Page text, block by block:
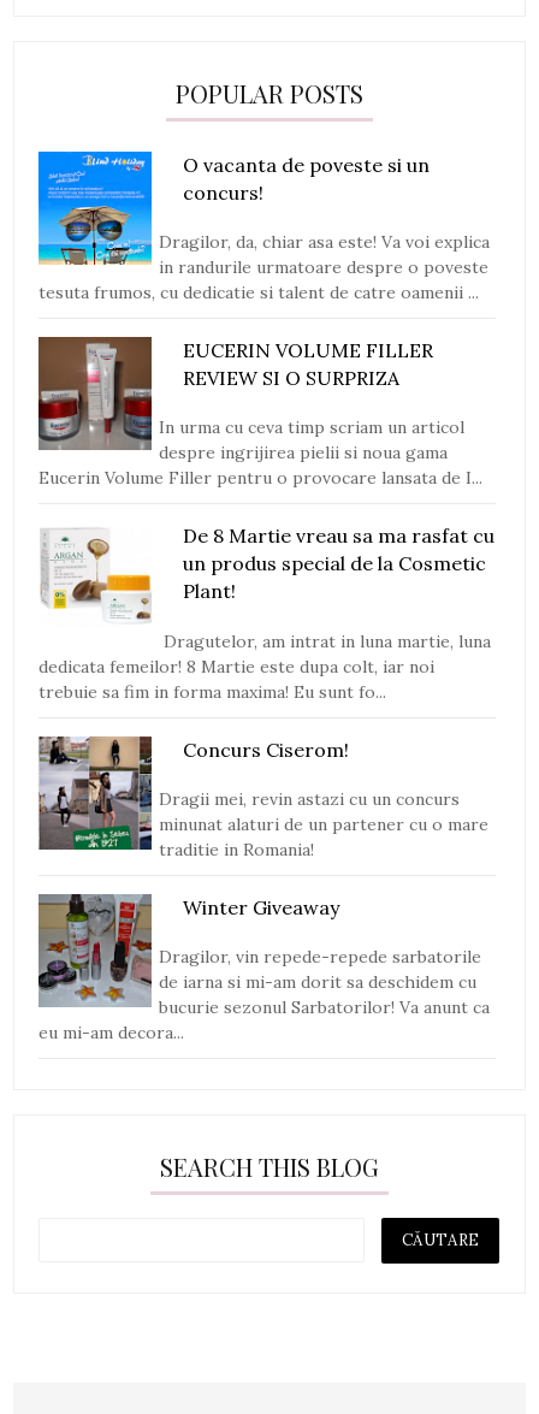
POPULAR POSTS
O vacanta de poveste si un
concurs!
Dragilor, da, chiar asa este! Va voi explica
in randurile urmatoare despre o poveste
tesuta frumos, cu dedicatie si talent de catre oamenii ...
EUCERIN VOLUME FILLER
REVIEW SI O SURPRIZA
In urma cu ceva timp scriam un articol
despre ingrijirea pielii si noua gama
Eucerin Volume Filler pentru o provocare lansata de I...
De 8 Martie vreau sa ma rasfat cu
un produs special de la Cosmetic
Plant!
Dragutelor, am intrat in luna martie, luna
dedicata femeilor! 8 Martie este dupa colt, iar noi
trebuie sa fim in forma maxima! Eu sunt fo...
Concurs Ciserom!
Dragii mei, revin astazi cu un concurs
minunat alaturi de un partener cu o mare
traditie in Romania!
Winter Giveaway
Dragilor, vin repede-repede sarbatorile
de iarna si mi-am dorit sa deschidem cu
bucurie sezonul Sarbatorilor! Va anunt ca
eu mi-am decora...
SEARCH THIS BLOG